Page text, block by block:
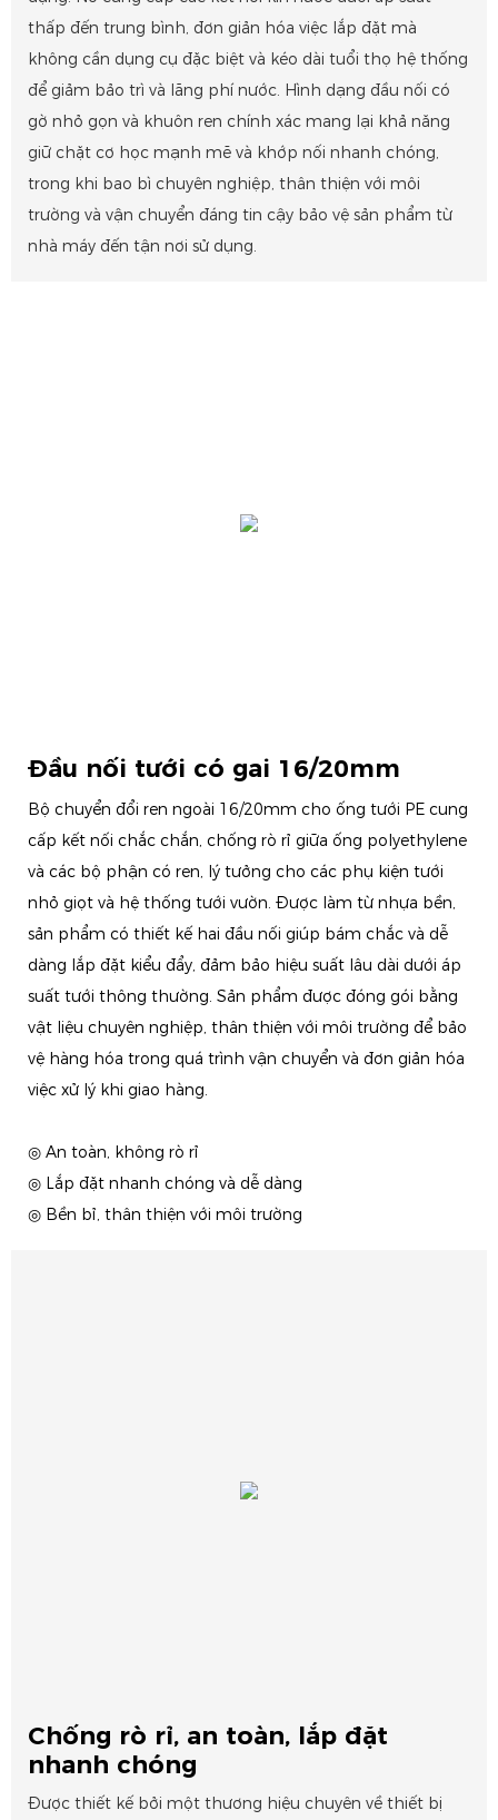
thấp đến trung bình, đơn giản hóa việc lắp đặt mà
không cần dụng cụ đặc biệt và kéo dài tuổi thọ hệ thống
để giảm bảo trì và lãng phí nước. Hình dạng đầu nối có
gờ nhỏ gọn và khuôn ren chính xác mang lại khả năng
giữ chặt cơ học mạnh mẽ và khớp nối nhanh chóng,
trong khi bao bì chuyên nghiệp, thân thiện với môi
trường và vận chuyển đáng tin cậy bảo vệ sản phẩm từ
nhà máy đến tận nơi sử dụng.
Đầu nối tưới có gai 16/20mm
Bộ chuyển đổi ren ngoài 16/20mm cho ống tưới PE cung
cấp kết nối chắc chắn, chống rò rỉ giữa ống polyethylene
và các bộ phận có ren, lý tưởng cho các phụ kiện tưới
nhỏ giọt và hệ thống tưới vườn. Được làm từ nhựa bền,
sản phẩm có thiết kế hai đầu nối giúp bám chắc và dễ
dàng lắp đặt kiểu đẩy, đảm bảo hiệu suất lâu dài dưới áp
suất tưới thông thường. Sản phẩm được đóng gói bằng
vật liệu chuyên nghiệp, thân thiện với môi trường để bảo
vệ hàng hóa trong quá trình vận chuyển và đơn giản hóa
việc xử lý khi giao hàng.
◎ An toàn, không rò rỉ
◎ Lắp đặt nhanh chóng và dễ dàng
◎ Bền bỉ, thân thiện với môi trường
Chống rò rỉ, an toàn, lắp đặt
nhanh chóng
Được thiết kế bởi một thương hiệu chuyên về thiết bị